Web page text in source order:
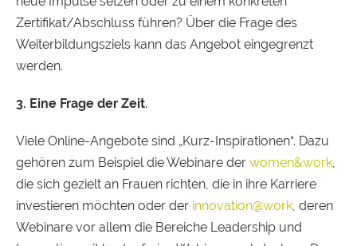
Zertifikat/Abschluss führen? Über die Frage des
Weiterbildungsziels kann das Angebot eingegrenzt
werden.
3. Eine Frage der Zeit.
Viele Online-Angebote sind „Kurz-Inspirationen“. Dazu
gehören zum Beispiel die Webinare der women&work
die sich gezielt an Frauen richten, die in ihre Karriere
investieren möchten oder der innovation@work , deren
Webinare vor allem die Bereiche Leadership und